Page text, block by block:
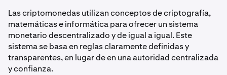
Las criptomonedas utilizan conceptos de criptografía,
matemáticas e informática para ofrecer un sistema
monetario descentralizado y de igual a igual. Este
sistema se basa en reglas claramente definidas y
transparentes, en lugar de en una autoridad centralizada
y confianza.